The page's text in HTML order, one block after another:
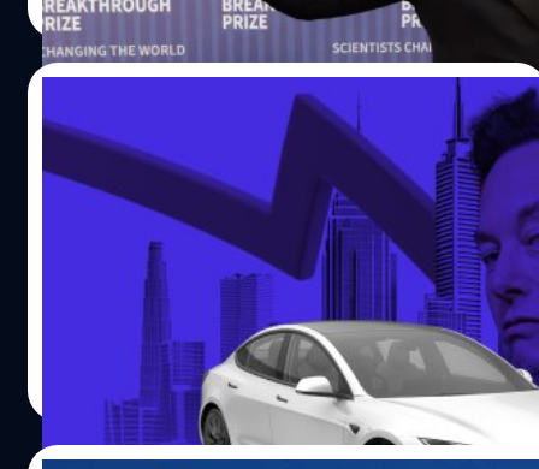
Read More
Tesla ปฏิเสธรายงานที่ว่าบอร์ดบริหารกำลังหา
คนมาเป็น CEO แทน Elon Musk
Tesla ปฏิเสธรายงานที่บอกว่าบอร์ดบริหารเตรียมหาคนมา
ดำรงตำแหน่งซีอีโอแทน อีลอน มัสก์ (Elon Musk) ท่ามกลาง
กระแสตอบโต้การเมืองฝ่ายขวาในสหรัฐอเมริกาและตัวเลข
ขายรถที่ลดลงเรื่อย ๆ
จตุรวิทย์ เครือวาณิชกิจ | 461 days ago